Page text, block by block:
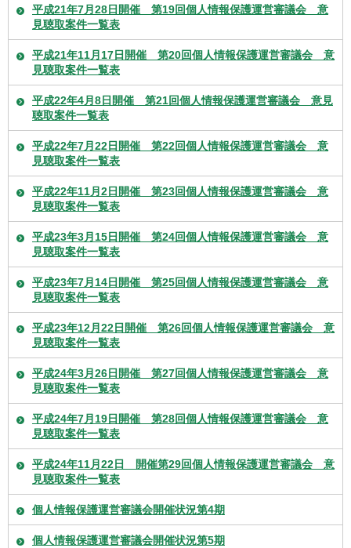
平成21年7月28日開催 第19回個人情報保護運営審議会 意
見聴取案件一覧表
平成21年11月17日開催 第20回個人情報保護運営審議会 意
見聴取案件一覧表
平成22年4月8日開催 第21回個人情報保護運営審議会 意見
聴取案件一覧表
平成22年7月22日開催 第22回個人情報保護運営審議会 意
見聴取案件一覧表
平成22年11月2日開催 第23回個人情報保護運営審議会 意
見聴取案件一覧表
平成23年3月15日開催 第24回個人情報保護運営審議会 意
見聴取案件一覧表
平成23年7月14日開催 第25回個人情報保護運営審議会 意
見聴取案件一覧表
平成23年12月22日開催 第26回個人情報保護運営審議会 意
見聴取案件一覧表
平成24年3月26日開催 第27回個人情報保護運営審議会 意
見聴取案件一覧表
平成24年7月19日開催 第28回個人情報保護運営審議会 意
見聴取案件一覧表
平成24年11月22日 開催第29回個人情報保護運営審議会 意
見聴取案件一覧表
個人情報保護運営審議会開催状況第4期
個人情報保護運営審議会開催状況第5期